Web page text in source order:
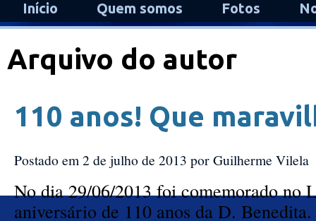
Início Quem somos Fotos
Arquivo do autor
110 anos! Que
Postado em 2 de julho de 2013 por Guilherme Vilela
No dia 29/06/2013 foi comemorado no
aniversário de 110 anos da D.